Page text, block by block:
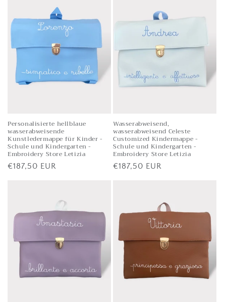
Personalisierte hellblaue
wasserabweisende
Kunstledermappe für Kinder -
Schule und Kindergarten -
Embroidery Store Letizia
Listenpreis
€187,50 EUR
Wasserabweisend,
wasserabweisend Celeste
Customized Kindermappe -
Schule und Kindergarten -
Embroidery Store Letizia
Listenpreis
€187,50 EUR